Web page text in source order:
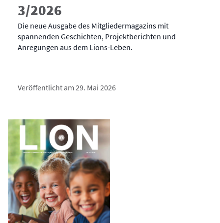
3/2026
Die neue Ausgabe des Mitgliedermagazins mit
spannenden Geschichten, Projektberichten und
Anregungen aus dem Lions-Leben.
Veröffentlicht am 29. Mai 2026